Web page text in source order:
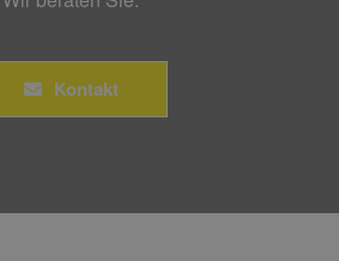
Kontakt